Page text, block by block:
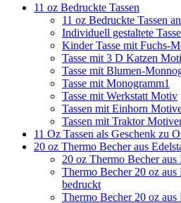
11 oz Bedruckte Tassen
11 oz Bedruckte Tassen
Individuell gestaltete
Kinder Tasse mit Fuchs-
Tasse mit 3 D Katzen
Tasse mit Blumen-
Tasse mit Monogramm1
Tasse mit Werkstatt Motiv
Tassen mit Einhorn
Tassen mit Traktor
11 Oz Tassen als Geschenk zu
20 oz Thermo Becher aus
20 oz Thermo Becher
Thermo Becher 20 oz
bedruckt
Thermo Becher 20 oz aus